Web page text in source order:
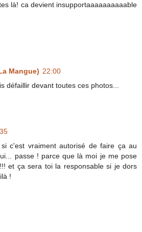
là! ca devient insupportaaaaaaaaaable
Mangue) 22:00
défaillir devant toutes ces photos...
c'est vraiment autorisé de faire ça au
passe ! parce que là moi je me pose
et ça sera toi la responsable si je dors
!